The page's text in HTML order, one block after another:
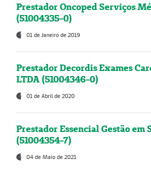
Prestador Oncoped Serviços
(51004335-0)
01 de Janeiro de 2019
Prestador Decordis Exames
LTDA (51004346-0)
01 de Abril de 2020
Prestador Essencial Gestão em
(51004354-7)
04 de Maio de 2021